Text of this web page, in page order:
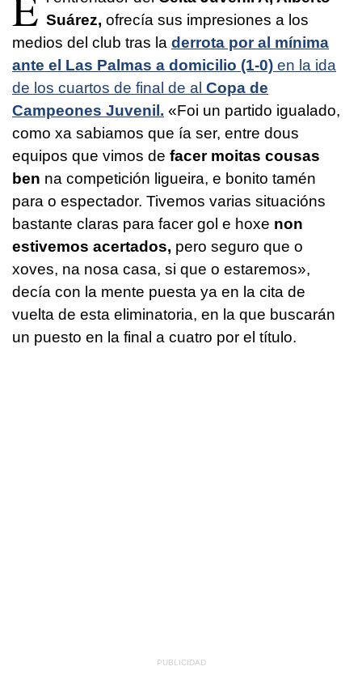
Suárez, ofrecía sus impresiones a los
medios del club tras la derrota por al mínima
ante el Las Palmas a domicilio (1-0) en la ida
de los cuartos de final de al Copa de
Campeones Juvenil. «Foi un partido igualado,
como xa sabiamos que ía ser, entre dous
equipos que vimos de facer moitas cousas
ben na competición ligueira, e bonito tamén
para o espectador. Tivemos varias situacións
bastante claras para facer gol e hoxe non
estivemos acertados, pero seguro que o
xoves, na nosa casa, si que o estaremos»,
decía con la mente puesta ya en la cita de
vuelta de esta eliminatoria, en la que buscarán
un puesto en la final a cuatro por el título.